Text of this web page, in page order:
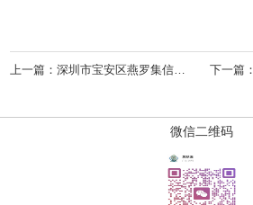
上一篇：深圳市宝安区燕罗集信名城幼儿园体育器材采购项目 下一篇：
微信二维码